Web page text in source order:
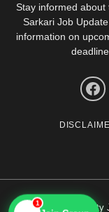
Stay informed
Sarkari Job
information on
© All City
1